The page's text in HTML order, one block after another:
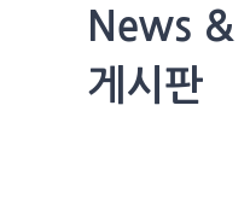
News &
게시판